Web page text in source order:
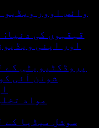
وائس اوور ویڈیو
قہقہوں کی دنیا:
پروڈکٹیویٹی کے
شونن آئی
مواد
سوشل میڈیا کے